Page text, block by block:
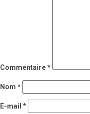
Commentaire*
Nom *
E-mail *